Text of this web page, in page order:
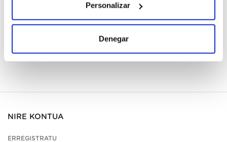
Personalizar
Denegar
Fitxa teknikoa ikusi
NIRE KONTUA
ERREGISTRATU